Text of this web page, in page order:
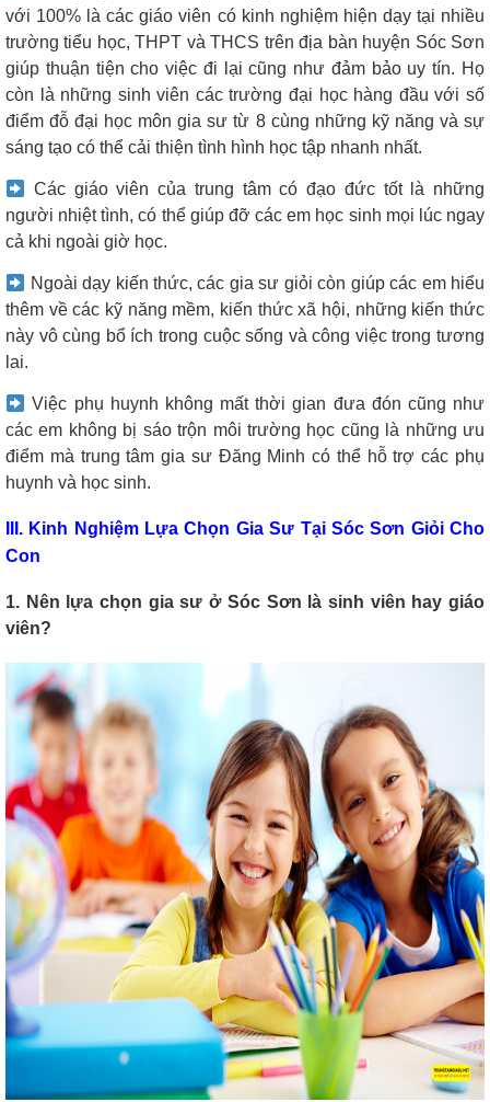
với 100% là các giáo viên có kinh nghiệm hiện dạy tại nhiều
trường tiểu học, THPT và THCS trên địa bàn huyện Sóc Sơn
giúp thuận tiện cho việc đi lại cũng như đảm bảo uy tín. Họ
còn là những sinh viên các trường đại học hàng đầu với số
điểm đỗ đại học môn gia sư từ 8 cùng những kỹ năng và sự
sáng tạo có thể cải thiện tình hình học tập nhanh nhất.
Các giáo viên của trung tâm có đạo đức tốt là những
người nhiệt tình, có thể giúp đỡ các em học sinh mọi lúc ngay
cả khi ngoài giờ học.
Ngoài dạy kiến thức, các gia sư giỏi còn giúp các em hiểu
thêm về các kỹ năng mềm, kiến thức xã hội, những kiến thức
này vô cùng bổ ích trong cuộc sống và công việc trong tương
lai.
Việc phụ huynh không mất thời gian đưa đón cũng như
các em không bị sáo trộn môi trường học cũng là những ưu
điểm mà trung tâm gia sư Đăng Minh có thể hỗ trợ các phụ
huynh và học sinh.
III. Kinh Nghiệm Lựa Chọn Gia Sư Tại Sóc Sơn Giỏi Cho
Con
1. Nên lựa chọn gia sư ở Sóc Sơn là sinh viên hay giáo
viên?